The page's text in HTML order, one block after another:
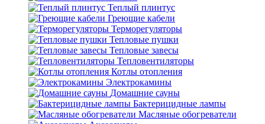
Теплый плинтус
Греющие кабели
Терморегуляторы
Тепловые пушки
Тепловые завесы
Тепловентиляторы
Котлы отопления
Электрокамины
Домашние сауны
Бактерицидные лампы
Масляные обогреватели